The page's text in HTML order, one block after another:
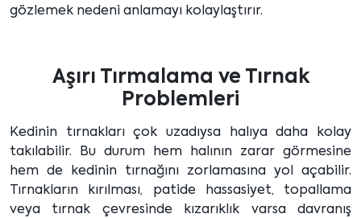
gözlemek nedeni anlamayı kolaylaştırır.
Aşırı Tırmalama ve Tırnak
Problemleri
Kedinin tırnakları çok uzadıysa halıya daha kolay
takılabilir. Bu durum hem halının zarar görmesine
hem de kedinin tırnağını zorlamasına yol açabilir.
Tırnakların kırılması, patide hassasiyet, topallama
veya tırnak çevresinde kızarıklık varsa davranış